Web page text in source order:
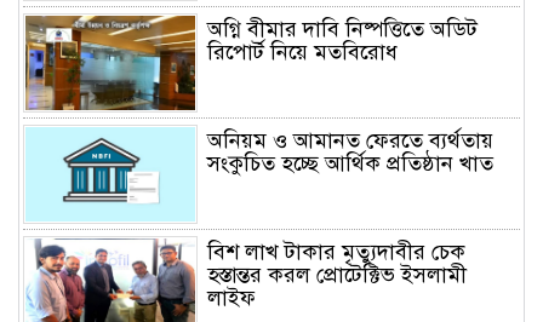
অগ্নি বীমার দাবি নিষ্পত্তিতে অডিট
রিপোর্ট নিয়ে মতবিরোধ
অনিয়ম ও আমানত ফেরতে ব্যর্থতায়
সংকুচিত হচ্ছে আর্থিক প্রতিষ্ঠান খাত
বিশ লাখ টাকার মৃত্যুদাবীর চেক
হস্তান্তর করল প্রোটেক্টিভ ইসলামী
লাইফ